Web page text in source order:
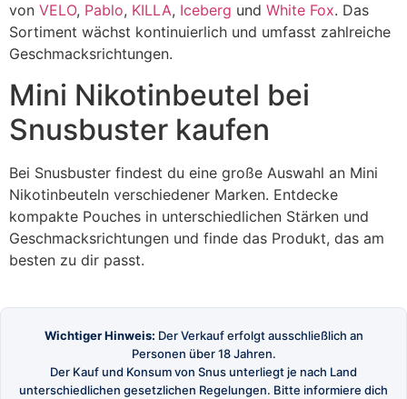
von VELO, Pablo, KILLA, Iceberg und White Fox. Das
Sortiment wächst kontinuierlich und umfasst zahlreiche
Geschmacksrichtungen.
Mini Nikotinbeutel bei
Snusbuster kaufen
Bei Snusbuster findest du eine große Auswahl an Mini
Nikotinbeuteln verschiedener Marken. Entdecke
kompakte Pouches in unterschiedlichen Stärken und
Geschmacksrichtungen und finde das Produkt, das am
besten zu dir passt.
Wichtiger Hinweis: Der Verkauf erfolgt ausschließlich an
Personen über 18 Jahren.
Der Kauf und Konsum von Snus unterliegt je nach Land
unterschiedlichen gesetzlichen Regelungen. Bitte informiere dich